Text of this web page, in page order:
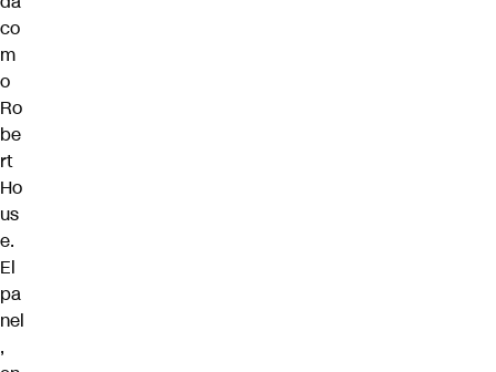
co
m
o
Ro
be
rt
Ho
us
e.
El
pa
nel
,